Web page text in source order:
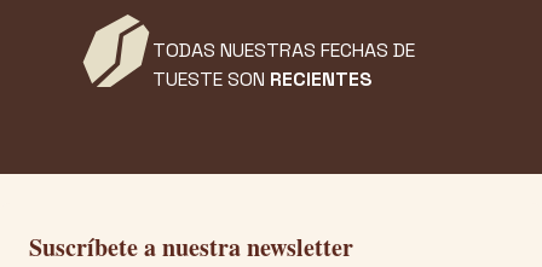
TODAS NUESTRAS FECHAS DE
TUESTE SON RECIENTES
Suscríbete a nuestra newsletter